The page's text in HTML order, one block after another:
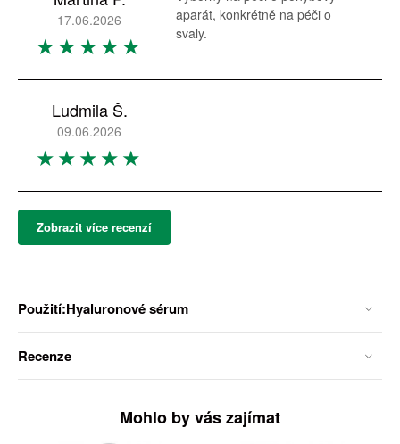
17.06.2026
aparát, konkrétně na péči o
svaly.
Ludmila Š.
09.06.2026
Zobrazit více recenzí
Použití:Hyaluronové sérum
Recenze
Mohlo by vás zajímat